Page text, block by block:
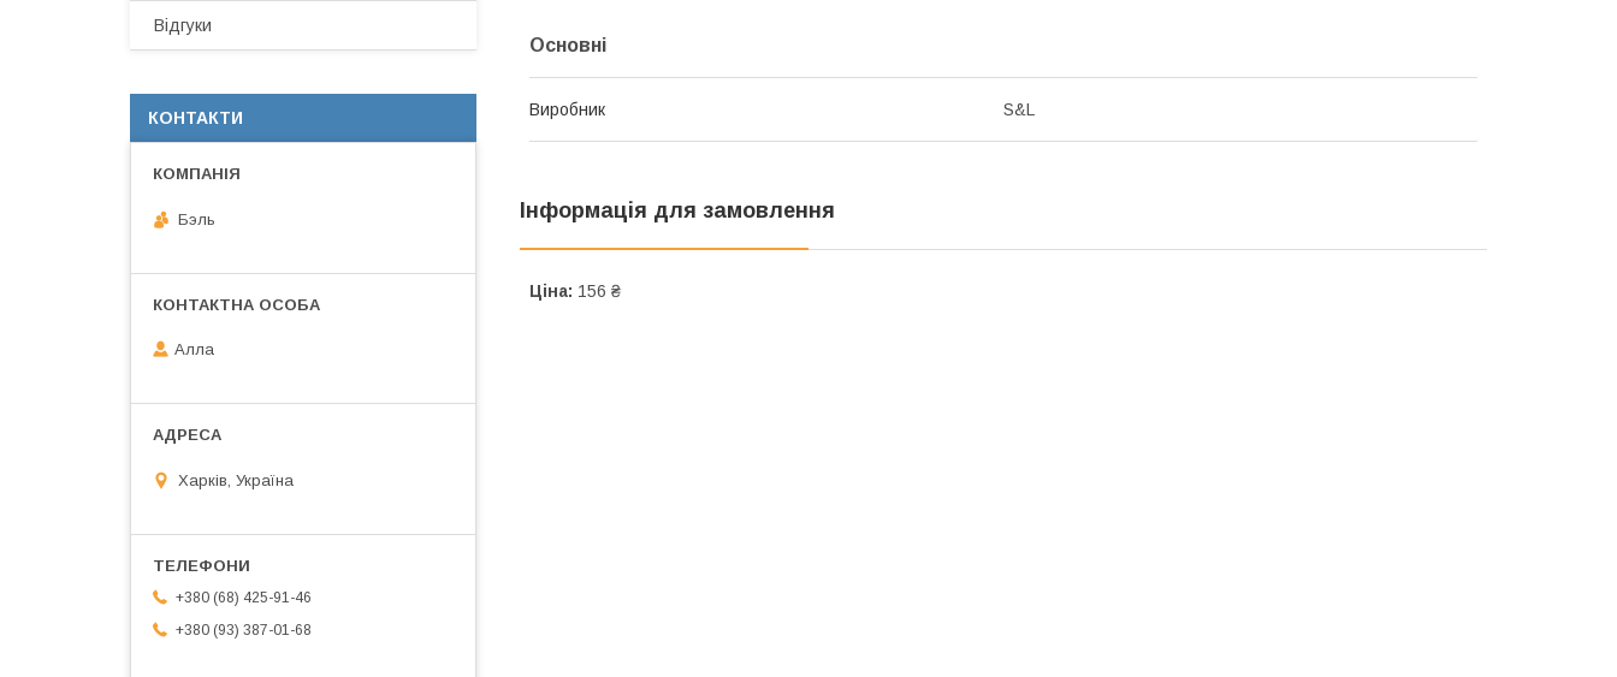
Основні
Виробник S&L
Інформація для замовлення
Ціна: 156 ₴
Відгуки
КОНТАКТИ
Бэль
Алла
Харків, Україна
+380 (68) 425-91-46
+380 (93) 387-01-68